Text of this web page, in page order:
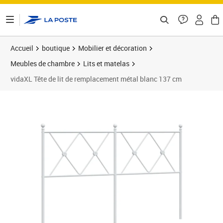
Accueil boutique
Mobilier et décoration
Meubles de chambre
Lits et matelas
vidaXL Tête de lit de remplacement métal blanc 137 cm